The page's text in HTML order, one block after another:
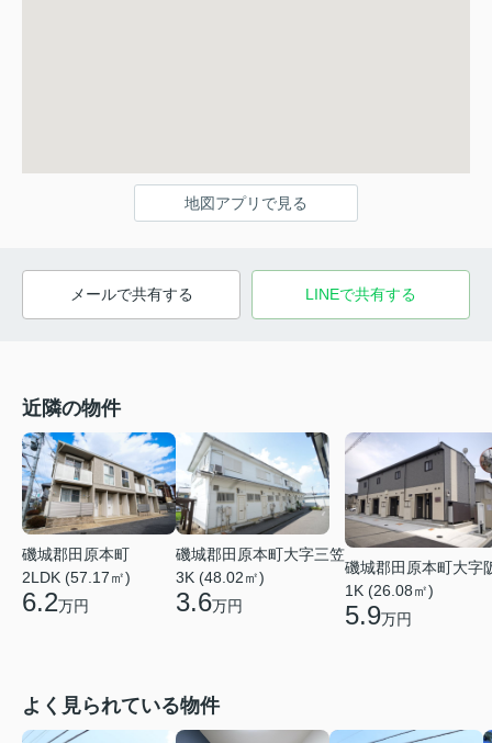
地図アプリで見る
メールで共有する LINEで共有する
近隣の物件
磯城郡田原本町
2LDK (57.17㎡)
6.2万円
磯城郡田原本町大字三笠
3K (48.02㎡)
3.6万円
磯城郡田原本町大字
1K (26.08㎡)
5.9万円
よく見られている物件